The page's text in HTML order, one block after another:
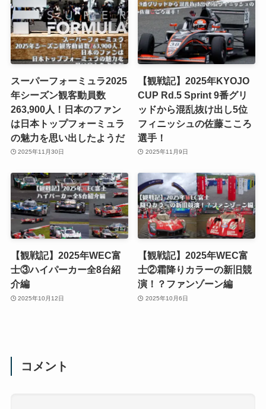
スーパーフォーミュラ2025
年シーズン観客動員数
263,900人！日本のファン
は日本トップフォーミュラ
の魅力を思い出したようだ
2025年11月30日
【観戦記】2025年KYOJO
CUP Rd.5 Sprint 9番グリ
ッドから混乱抜け出し5位
フィニッシュの佐藤こころ
選手！
2025年11月9日
【観戦記】2025年WEC富
士③ハイパーカー全8台紹
介編
2025年10月12日
【観戦記】2025年WEC富
士②霜降りカラーの新旧競
演！？ファンゾーン編
2025年10月6日
コメント